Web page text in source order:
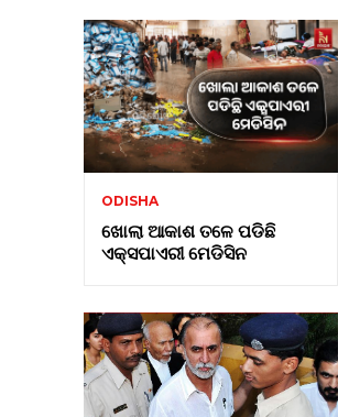
ODISHA
ଖୋଲା ଆକାଶ ତଳେ ପଡିଛି
ଏକ୍ସପାଏରୀ ମେଡିସିନ